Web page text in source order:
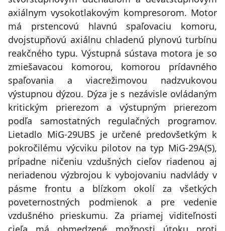
axiálnym vysokotlakovým kompresorom. Motor
má prstencovú hlavnú spaľovaciu komoru,
dvojstupňovú axiálnu chladenú plynovú turbínu
reakčného typu. Výstupná sústava motora je so
zmiešavacou komorou, komorou prídavného
spaľovania a viacrežimovou nadzvukovou
výstupnou dýzou. Dýza je s nezávisle ovládaným
kritickým prierezom a výstupným prierezom
podľa samostatných regulačných programov.
Lietadlo MiG-29UBS je určené predovšetkým k
pokročilému výcviku pilotov na typ MiG-29A(S),
prípadne ničeniu vzdušných cieľov riadenou aj
neriadenou výzbrojou k vybojovaniu nadvlády v
pásme frontu a blízkom okolí za všetkých
poveternostných podmienok a pre vedenie
vzdušného prieskumu. Za priamej viditeľnosti